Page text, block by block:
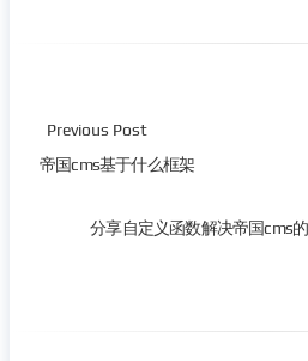
Previous Post
帝国cms基于什么框架
分享自定义函数解决帝国cms